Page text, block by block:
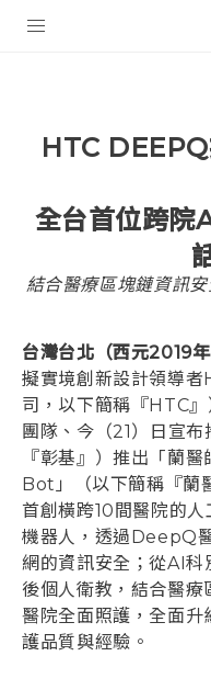
G REIGNS
智慧型手機
VIVERSE
優惠專區
焦點訊息
校園專案
企業採購
銷售門市
銷售通路
支援服務
VIVELAND
登入
HTC
全台首位跨院
結合醫療區塊鏈資訊
台灣台北（西元2019年
擬實境創新設計領導
司，以下簡稱『HTC
團隊、今（21）日宣
『彰基』）推出「蘭
Bot」（以下簡稱『蘭
首創橫跨10間醫院的
機器人，透過DeepQ
網的資訊安全；從AI科
後個人衛教，結合醫療
醫院全面照護，全面升
護品質與經驗。